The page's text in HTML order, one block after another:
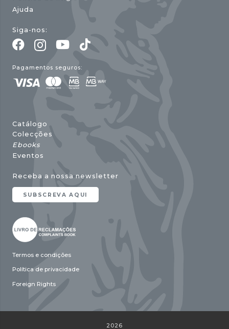
Ajuda
Siga-nos:
Pagamentos seguros:
Catálogo
Colecções
Ebooks
Eventos
Receba a nossa newsletter
SUBSCREVA AQUI
Termos e condições
Política de privacidade
Foreign Rights
2026